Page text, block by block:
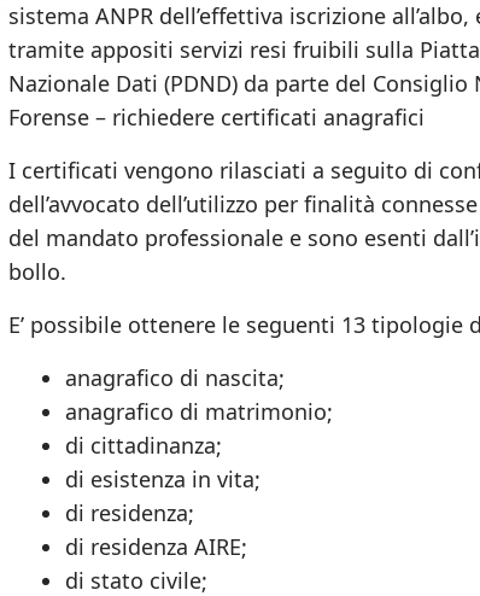
sistema ANPR dell’effettiva iscrizione
tramite appositi servizi resi fruibili sulla
Nazionale Dati (PDND) da parte del Consiglio
Forense – richiedere certificati anagrafici
I certificati vengono rilasciati a seguito di
dell’avvocato dell’utilizzo per finalità
del mandato professionale e sono esenti
bollo.
E’ possibile ottenere le seguenti 13 tipologie
anagrafico di nascita;
anagrafico di matrimonio;
di cittadinanza;
di esistenza in vita;
di residenza;
di residenza AIRE;
di stato civile;